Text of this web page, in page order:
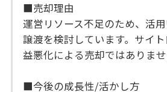
■売却理由
運営リソース不足のため、活
譲渡を検討しています。サイ
益悪化による売却ではありませ
■今後の成長性/活かし方